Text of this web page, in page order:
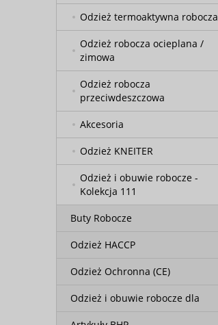
Odzież termoaktywna robocza
Odzież robocza ocieplana /
zimowa
Odzież robocza
przeciwdeszczowa
Akcesoria
Odzież KNEITER
Odzież i obuwie robocze -
Kolekcja 111
Buty Robocze
Odzież HACCP
Odzież Ochronna (CE)
Odzież i obuwie robocze dla